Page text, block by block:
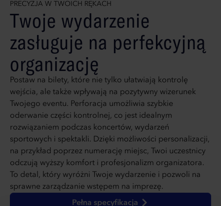
PRECYZJA W TWOICH RĘKACH
Twoje wydarzenie
zasługuje na perfekcyjną
organizację
Postaw na bilety, które nie tylko ułatwiają kontrolę
wejścia, ale także wpływają na pozytywny wizerunek
Twojego eventu. Perforacja umożliwia szybkie
oderwanie części kontrolnej, co jest idealnym
rozwiązaniem podczas koncertów, wydarzeń
sportowych i spektakli. Dzięki możliwości personalizacji,
na przykład poprzez numerację miejsc, Twoi uczestnicy
odczują wyższy komfort i profesjonalizm organizatora.
To detal, który wyróżni Twoje wydarzenie i pozwoli na
sprawne zarządzanie wstępem na imprezę.
Pełna specyfikacja